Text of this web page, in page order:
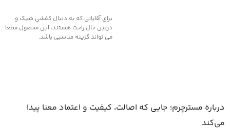
برای آقایانی که به دنبال کفشی شیک و
درعین حال راحت هستند، این محصول قطعا
می تواند گزینه مناسبی باشد.
درباره مسترچرم؛ جایی که اصالت، کیفیت و اعتماد معنا پیدا
می‌کند